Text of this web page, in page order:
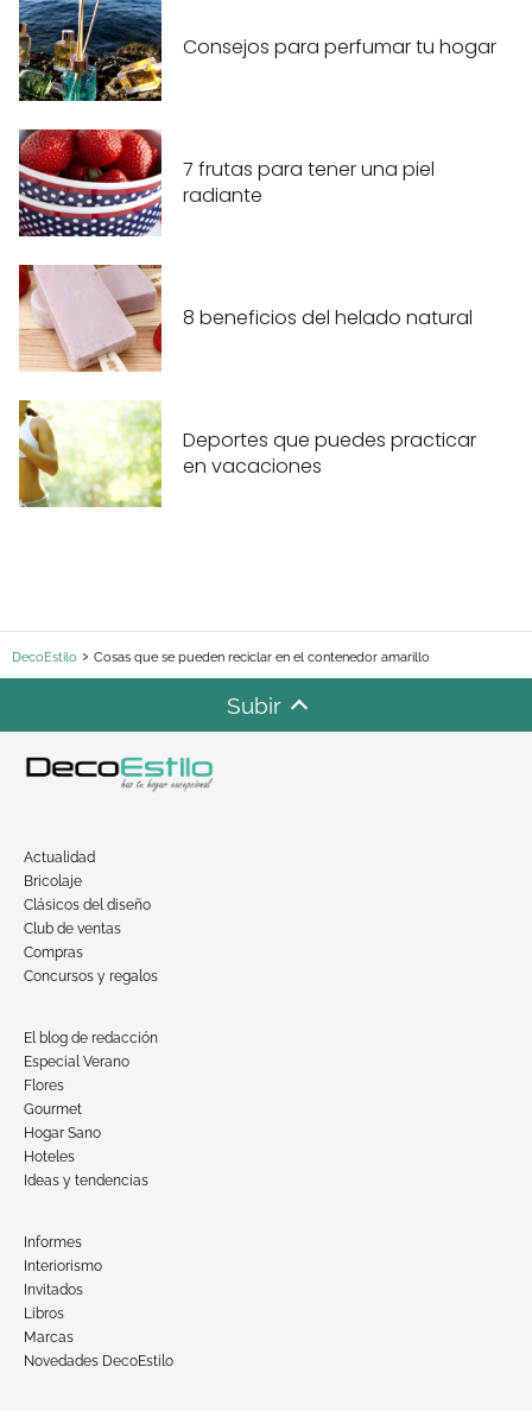
Consejos para perfumar tu hogar
7 frutas para tener una piel
radiante
8 beneficios del helado natural
Deportes que puedes practicar
en vacaciones
DecoEstilo Cosas que se pueden reciclar en el contenedor amarillo
Subir
Actualidad
Bricolaje
Clásicos del diseño
Club de ventas
Compras
Concursos y regalos
El blog de redacción
Especial Verano
Flores
Gourmet
Hogar Sano
Hoteles
Ideas y tendencias
Informes
Interiorismo
Invitados
Libros
Marcas
Novedades DecoEstilo